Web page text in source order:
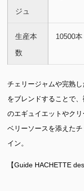
ジュ
生産本
数
10500
チェリージャムや完熟
をブレンドすることで
のエギュイエットやク
ベリーソースを添えた
イン。
【Guide HACHETTE